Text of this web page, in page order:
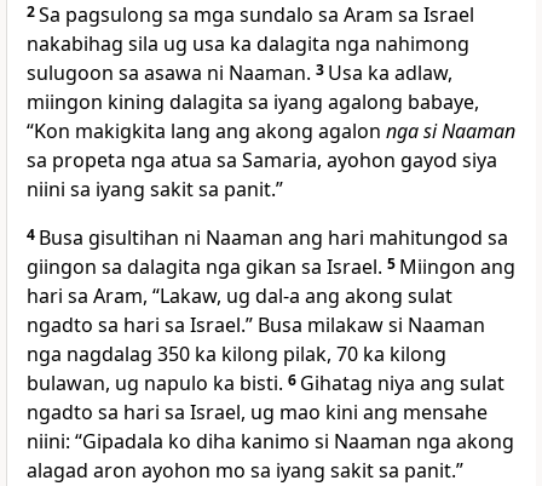
2Sa pagsulong sa mga sundalo sa Aram sa Israel
nakabihag sila ug usa ka dalagita nga nahimong
sulugoon sa asawa ni Naaman. 3 Usa ka adlaw,
miingon kining dalagita sa iyang agalong babaye,
“Kon makigkita lang ang akong agalon nga si Naaman
sa propeta nga atua sa Samaria, ayohon gayod siya
niini sa iyang sakit sa panit.”
4 Busa gisultihan ni Naaman ang hari mahitungod sa
giingon sa dalagita nga gikan sa Israel. 5 Miingon ang
hari sa Aram, “Lakaw, ug dal-a ang akong sulat
ngadto sa hari sa Israel.” Busa milakaw si Naaman
nga nagdalag 350 ka kilong pilak, 70 ka kilong
bulawan, ug napulo ka bisti. 6 Gihatag niya ang sulat
ngadto sa hari sa Israel, ug mao kini ang mensahe
niini: “Gipadala ko diha kanimo si Naaman nga akong
alagad aron ayohon mo sa iyang sakit sa panit.”